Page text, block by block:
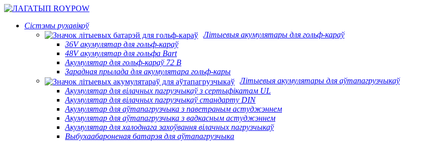
Сістэмы рухавікоў
Літыевыя акумулятары для гольф-караў
36V акумулятар для гольф-караў
48V акумулятар для гольфа Bart
Акумулятар для гольф-караў 72 В
Зарадная прылада для акумулятара гольф-кары
Літыевыя акумулятары для аўтапагрузчыкаў
Акумулятар для вілачных пагрузчыкаў з сертыфікатам UL
Акумулятар для вілачных пагрузчыкаў стандарту DIN
Акумулятар для аўтапагрузчыка з паветраным астуджэннем
Акумулятар для аўтапагрузчыка з вадкасным астуджэннем
Акумулятар для халоднага захоўвання вілачных пагрузчыкаў
Выбухаабароненая батарэя для аўтапагрузчыка